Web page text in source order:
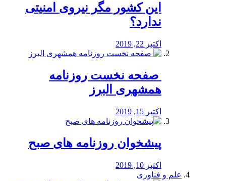
این کشور مگر نیروی امنیتی
ندارد؟
اکتبر 22, 2019
️ صفحه نخست روزنامه‌
همشهری البرز
اکتبر 15, 2019
پیشخوان روزنامه های صبح
اکتبر 10, 2019
علم و فناوری